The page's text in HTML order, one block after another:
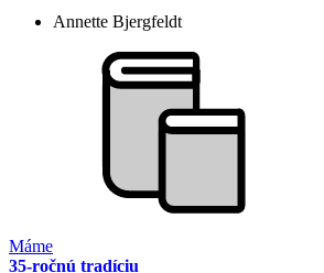
Annette Bjergfeldt
Máme
35-ročnú tradíciu